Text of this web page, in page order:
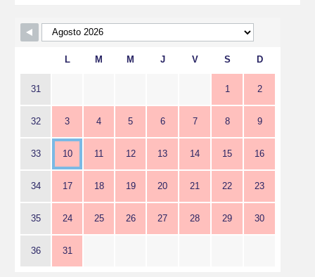
L M M J V S D
31 1 2
32 3 4 5 6 7 8 9
33 10 11 12 13 14 15 16
34 17 18 19 20 21 22 23
35 24 25 26 27 28 29 30
36 31